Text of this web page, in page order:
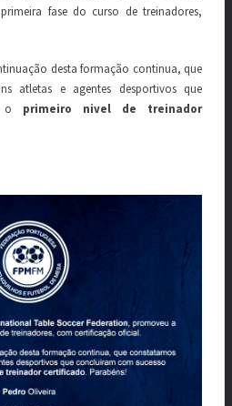
fase do curso de treinadores,
desta formação continua, que
atletas e agentes desportivos que
o primeiro nivel de treinador